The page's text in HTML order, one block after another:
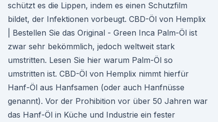
schützt es die Lippen, indem es einen Schutzfilm
bildet, der Infektionen vorbeugt. CBD-Öl von Hemplix
| Bestellen Sie das Original - Green Inca Palm-Öl ist
zwar sehr bekömmlich, jedoch weltweit stark
umstritten. Lesen Sie hier warum Palm-Öl so
umstritten ist. CBD-Öl von Hemplix nimmt hierfür
Hanf-Öl aus Hanfsamen (oder auch Hanfnüsse
genannt). Vor der Prohibition vor über 50 Jahren war
das Hanf-Öl in Küche und Industrie ein fester